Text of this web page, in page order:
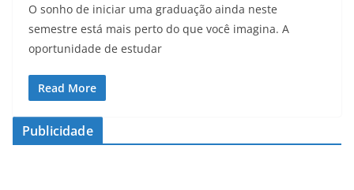
O sonho de iniciar uma graduação ainda neste
semestre está mais perto do que você imagina. A
oportunidade de estudar
Read More
Publicidade